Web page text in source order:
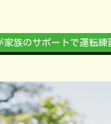
家族のサポートで運転練